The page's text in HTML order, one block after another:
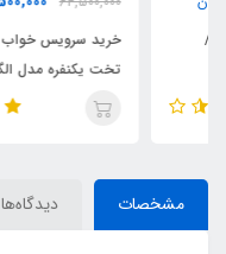
خرید سرویس خواب یکنفره /
تخت یکنفره مدل الگانت
مشخصات دیدگاه‌ها